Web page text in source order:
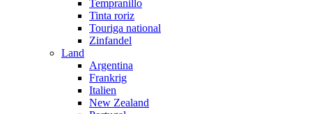
Tempranillo
Tinta roriz
Touriga national
Zinfandel
Land
Argentina
Frankrig
Italien
New Zealand